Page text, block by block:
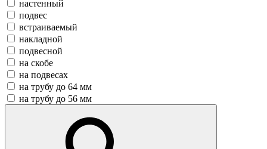
настенный
подвес
встраиваемый
накладной
подвесной
на скобе
на подвесах
на трубу до 64 мм
на трубу до 56 мм